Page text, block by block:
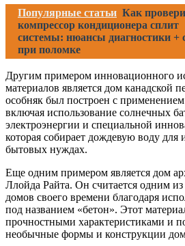
Популярные статьи Как
компрессор кондиционера сплит
системы: нюансы диагностики +
при поломке
Другим примером инновационного
материалов является дом
особняк был построен с
включая использование солнечных
электроэнергии и специальной
которая собирает дождевую воду для
бытовых нуждах.
Еще одним примером является дом
Ллойда Райта. Он считается одним
домов своего времени благодаря
под названием «бетон». Этот
прочностными характеристиками и
необычные формы и конструкции